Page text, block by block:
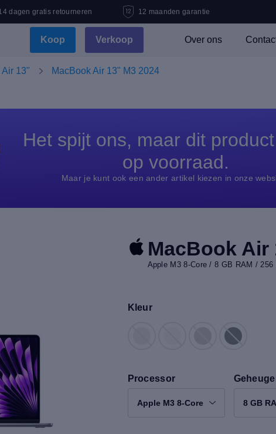
dagen gratis retourneren 12 maanden garantie
Koop Verkoop Over ons
Air 13" MacBook Air 13" M3 2024
Het spijt ons, maar dit
op voorraad.
Maar je kunt ook een ander artikel kiezen in onze
MacBook Air
Apple M3 8-Core / 8 GB RAM /
Kleur
Processor
Apple M3 8-Core 8 GB